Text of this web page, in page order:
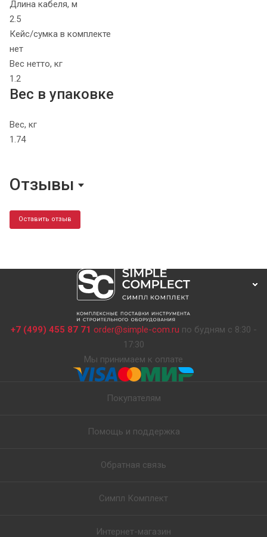
Длина кабеля, м
2.5
Кейс/сумка в комплекте
нет
Вес нетто, кг
1.2
Вес в упаковке
Вес, кг
1.74
Отзывы
Оставить отзыв
+7 (499) 455 87 71 order@simple-com.ru по будням с 8:30 -
17:30
Мы принимаем к оплате
Покупателям
Помощь и поддержка
Обратная связь
Симпл Комплект
Интернет-магазин